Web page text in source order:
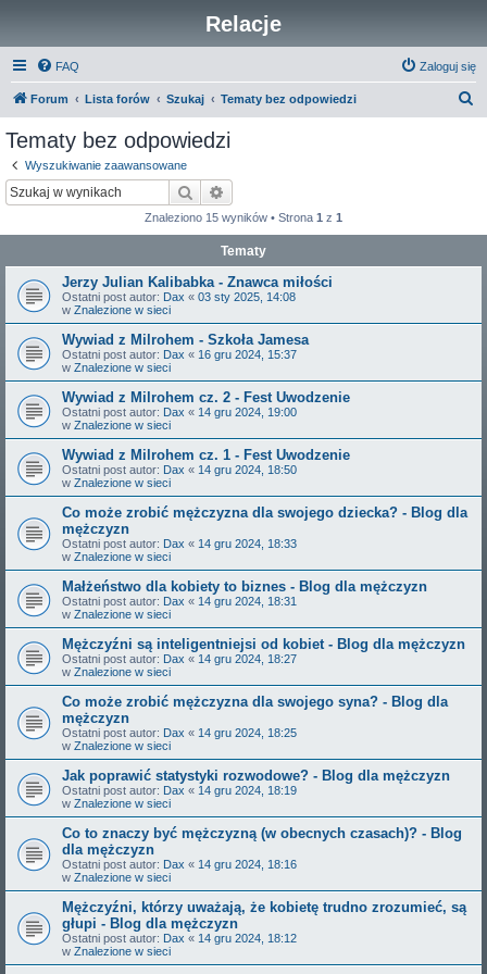
Relacje
FAQ Zaloguj się
Forum Lista forów Szukaj Tematy bez odpowiedzi
Tematy bez odpowiedzi
Wyszukiwanie zaawansowane
Szukaj
Znaleziono 15 wyników • Strona 1 z 1
Tematy
Jerzy Julian Kalibabka - Znawca miłości
Ostatni post autor: Dax « 03 sty 2025, 14:08
w Znalezione w sieci
Wywiad z Milrohem - Szkoła Jamesa
Ostatni post autor: Dax « 16 gru 2024, 15:37
w Znalezione w sieci
Wywiad z Milrohem cz. 2 - Fest Uwodzenie
Ostatni post autor: Dax « 14 gru 2024, 19:00
w Znalezione w sieci
Wywiad z Milrohem cz. 1 - Fest Uwodzenie
Ostatni post autor: Dax « 14 gru 2024, 18:50
w Znalezione w sieci
Co może zrobić mężczyzna dla swojego dziecka? - Blog dla
mężczyzn
Ostatni post autor: Dax « 14 gru 2024, 18:33
w Znalezione w sieci
Małżeństwo dla kobiety to biznes - Blog dla mężczyzn
Ostatni post autor: Dax « 14 gru 2024, 18:31
w Znalezione w sieci
Mężczyźni są inteligentniejsi od kobiet - Blog dla mężczyzn
Ostatni post autor: Dax « 14 gru 2024, 18:27
w Znalezione w sieci
Co może zrobić mężczyzna dla swojego syna? - Blog dla
mężczyzn
Ostatni post autor: Dax « 14 gru 2024, 18:25
w Znalezione w sieci
Jak poprawić statystyki rozwodowe? - Blog dla mężczyzn
Ostatni post autor: Dax « 14 gru 2024, 18:19
w Znalezione w sieci
Co to znaczy być mężczyzną (w obecnych czasach)? - Blog
dla mężczyzn
Ostatni post autor: Dax « 14 gru 2024, 18:16
w Znalezione w sieci
Mężczyźni, którzy uważają, że kobietę trudno zrozumieć, są
głupi - Blog dla mężczyzn
Ostatni post autor: Dax « 14 gru 2024, 18:12
w Znalezione w sieci